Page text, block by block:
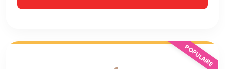
POPULAIRE